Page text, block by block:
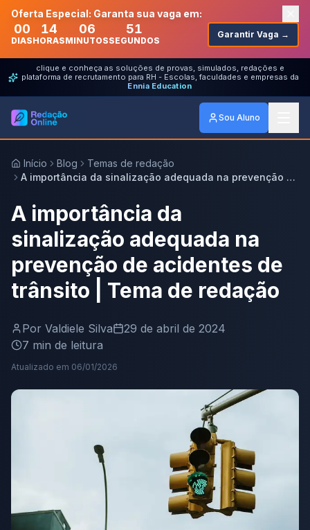
Oferta Especial: Garanta sua vaga em:
00
DIAS
14
HORAS
06
MINUTOS
51
SEGUNDOS
Garantir Vaga →
clique e conheça as soluções de provas, simulados, redações e
plataforma de recrutamento para RH - Escolas, faculdades e empresas da
Ennia Education
Sou Aluno
Início Blog
Temas de redação
A importância da sinalização adequada na prevenção de
A importância da
sinalização adequada na
prevenção de acidentes de
trânsito | Tema de redação
Por Valdiele Silva
29 de abril de 2024
7 min de leitura
Atualizado em 06/01/2026